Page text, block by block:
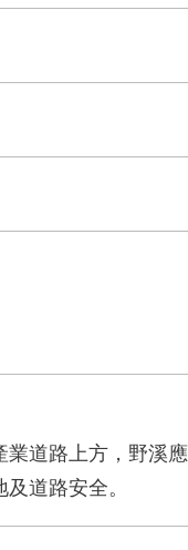
道路上方，野溪
道路安全。